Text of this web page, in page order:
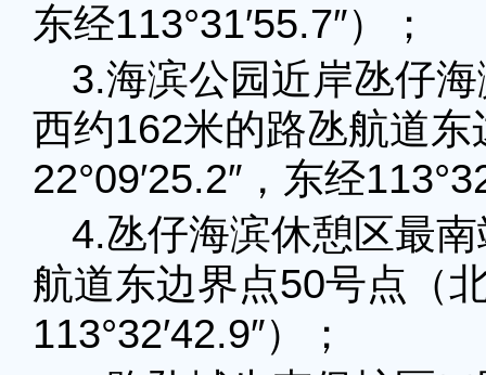
东经113°31′55.7″）；
3.海滨公园近岸氹仔
西约162米的路氹航道
22°09′25.2″，东经
4.氹仔海滨休憩区最
航道东边界点50号点（
113°32′42.9″）；